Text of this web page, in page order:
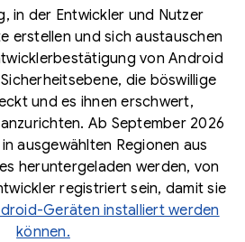
in der Entwickler und Nutzer
erstellen und sich austauschen
von Android
die böswillige
und es ihnen erschwert,
Ab September 2026
ausgewählten Regionen aus
heruntergeladen werden, von
registriert sein, damit sie
Geräten installiert werden
können.